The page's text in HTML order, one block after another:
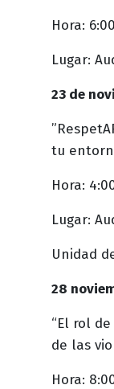
Hora:
Lugar:
23 de
tu
Hora:
Lugar:
Unidad
28
“El rol
de las
Hora: